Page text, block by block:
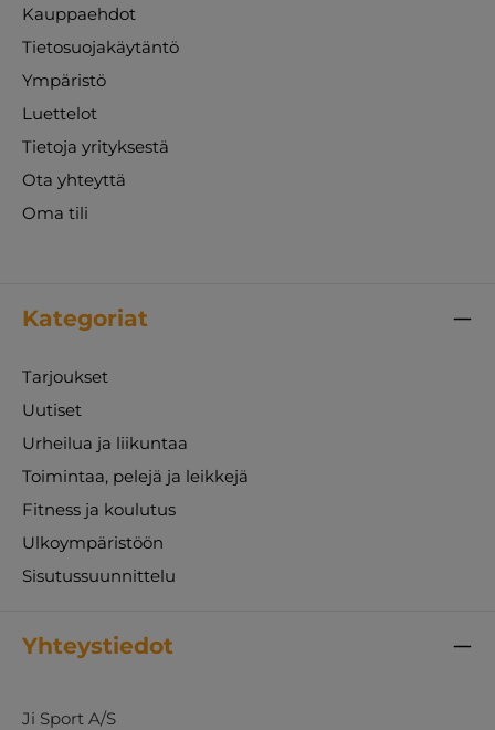
Kauppaehdot
Tietosuojakäytäntö
Ympäristö
Luettelot
Tietoja yrityksestä
Ota yhteyttä
Oma tili
Kategoriat
Tarjoukset
Uutiset
Urheilua ja liikuntaa
Toimintaa, pelejä ja leikkejä
Fitness ja koulutus
Ulkoympäristöön
Sisutussuunnittelu
Yhteystiedot
Ji Sport A/S